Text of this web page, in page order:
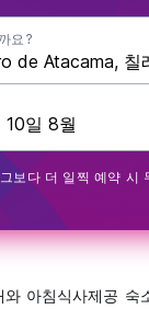
요?
보다 더 일찍 예약 시
와 아침식사제공 숙